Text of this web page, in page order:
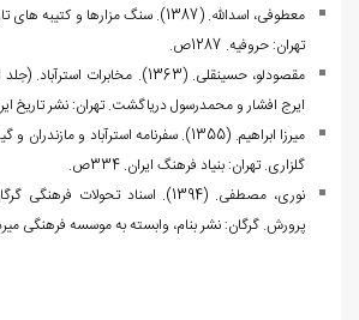
معطوفی، اسدالله. (1387). سنگ مزارها و
تهران: حروفیه. 1287ص.
مقصودلو، حسینقلی. (1363). مخابرات
ایرج افشار و محمدرسول دریاگشت. تهران: نشر تاریخ
میرزا ابراهیم. (1355). سفرنامه استرآباد و
گلزاری. تهران: بنیاد فرهنگ ایران. 334ص.
نوری، مصطفی. (1394). اسناد تحولات
پرورش. گرگان: نشر بنام، وابسته به موسسه فرهنگی